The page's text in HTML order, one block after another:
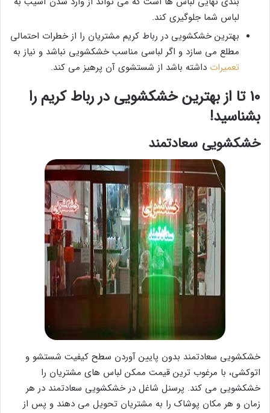
لباس شما جلوگیری کند.
بهترین خشکشویی در رباط کریم مشتریان را از خطرات احتمالی
مطلع می سازد و اگر لباسی مناسب خشکشویی نباشد و نیاز به
تعمیرات داشته باشد از شستشوی آن پرهیز می کند.
10 تا از بهترین خشکشویی در رباط کریم را
بشناسید!
خشکشویی سعادتمند
خشکشویی سعادتمند بدون پایین آوردن سطح کیفیت شستشو و
اتوکشی، با مرغوب ترین قیمت ممکن لباس های مشتریان را
خشکشویی می کند. پرسنل شاغل در خشکشویی سعادتمند در هر
زمان و هر مکان پوشاک را به مشتریان تحویل می دهند و پس از